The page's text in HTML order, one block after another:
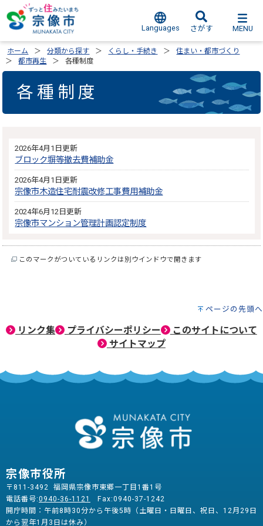
Languages さがす MENU
ホーム 分類から探す くらし・手続き
住まい・都市づくり
都市再生
各種制度
各種制度
2026年4月1日更新
ブロック塀等撤去費補助金
2026年4月1日更新
宗像市木造住宅耐震改修工事費用補助金
2024年6月12日更新
宗像市マンション管理計画認定制度
このマークがついているリンクは別ウインドウで開きます
ページの先頭へ
リンク集 プライバシーポリシー
このサイトについて
サイトマップ
宗像市役所
〒811-3492 福岡県宗像市東郷一丁目1番1号
電話番号:0940-36-1121
Fax:0940-37-1242
開庁時間：午前8時30分から午後5時（土曜日・日曜日、祝日、12月29日
から翌年1月3日は休み）